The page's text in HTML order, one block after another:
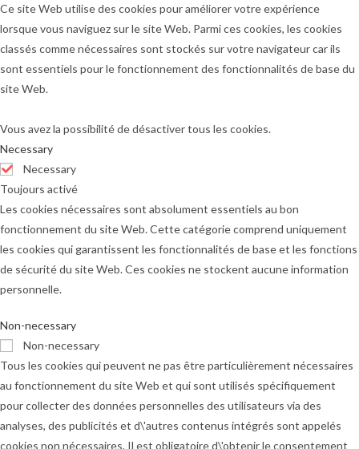
Ce site Web utilise des cookies pour améliorer votre expérience
lorsque vous naviguez sur le site Web. Parmi ces cookies, les cookies
classés comme nécessaires sont stockés sur votre navigateur car ils
sont essentiels pour le fonctionnement des fonctionnalités de base du
site Web.
Vous avez la possibilité de désactiver tous les cookies.
Necessary
Necessary
Toujours activé
Les cookies nécessaires sont absolument essentiels au bon
fonctionnement du site Web. Cette catégorie comprend uniquement
les cookies qui garantissent les fonctionnalités de base et les fonctions
de sécurité du site Web. Ces cookies ne stockent aucune information
personnelle.
Non-necessary
Non-necessary
Tous les cookies qui peuvent ne pas être particulièrement nécessaires
au fonctionnement du site Web et qui sont utilisés spécifiquement
pour collecter des données personnelles des utilisateurs via des
analyses, des publicités et d\'autres contenus intégrés sont appelés
cookies non nécessaires. Il est obligatoire d\'obtenir le consentement